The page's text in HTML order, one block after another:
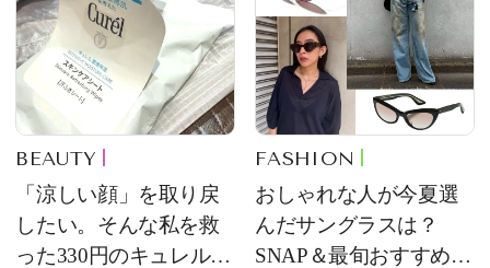
BEAUTY
「涼しい顔」を取り戻
したい。そんな私を救
った330円のキュレル名
FASHION
おしゃれな人が今夏選
んだサングラスは？
SNAP＆最旬おすすめサ